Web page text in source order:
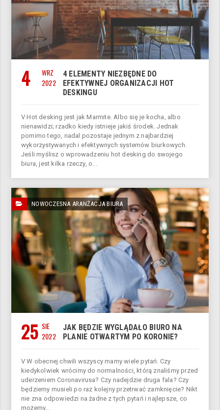
4
WRZ
2022
4 ELEMENTY NIEZBĘDNE DO
EFEKTYWNEJ ORGANIZACJI HOT
DESKINGU
V Hot desking jest jak Marmite. Albo się je kocha, albo
nienawidzi; rzadko kiedy istnieje jakiś środek. Jednak
pomimo tego, nadal pozostaje jednym z najbardziej
wykorzystywanych i efektywnych systemów biurkowych.
Jeśli myślisz o wprowadzeniu hot desking do swojego
biura, jest kilka rzeczy, o...
NOWOCZESNA ARANŻACJA BIURA
25 SIE
2022
JAK BĘDZIE WYGLĄDAŁO BIURO NA
PLANIE OTWARTYM PO KORONIE?
V W obecnej chwili wszyscy mamy wiele pytań. Czy
kiedykolwiek wrócimy do normalności, którą znaliśmy przed
uderzeniem Coronavirusa? Czy nadejdzie druga fala? Czy
będziemy musieli po raz kolejny przetrwać zamknięcie? Nikt
nie zna odpowiedzi na żadne z tych pytań i najlepsze, co
możemy...